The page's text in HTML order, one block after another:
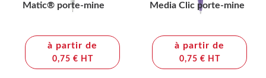
Matic® porte-mine
à partir de
0,75 € HT
Media Clic porte-mine
à partir de
0,75 € HT